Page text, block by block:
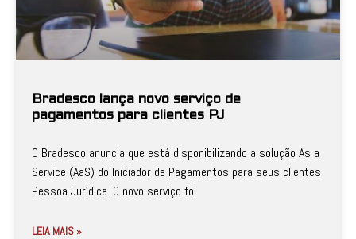
Bradesco lança novo serviço de
pagamentos para clientes PJ
O Bradesco anuncia que está disponibilizando a solução As a
Service (AaS) do Iniciador de Pagamentos para seus clientes
Pessoa Jurídica. O novo serviço foi
LEIA MAIS »